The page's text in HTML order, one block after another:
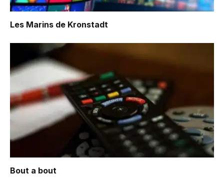
Les Marins de Kronstadt
Bout a bout